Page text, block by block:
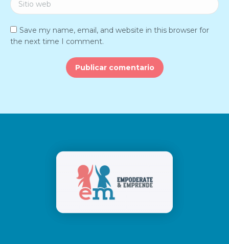
Save my name, email, and website in this browser for
the next time I comment.
Publicar comentario